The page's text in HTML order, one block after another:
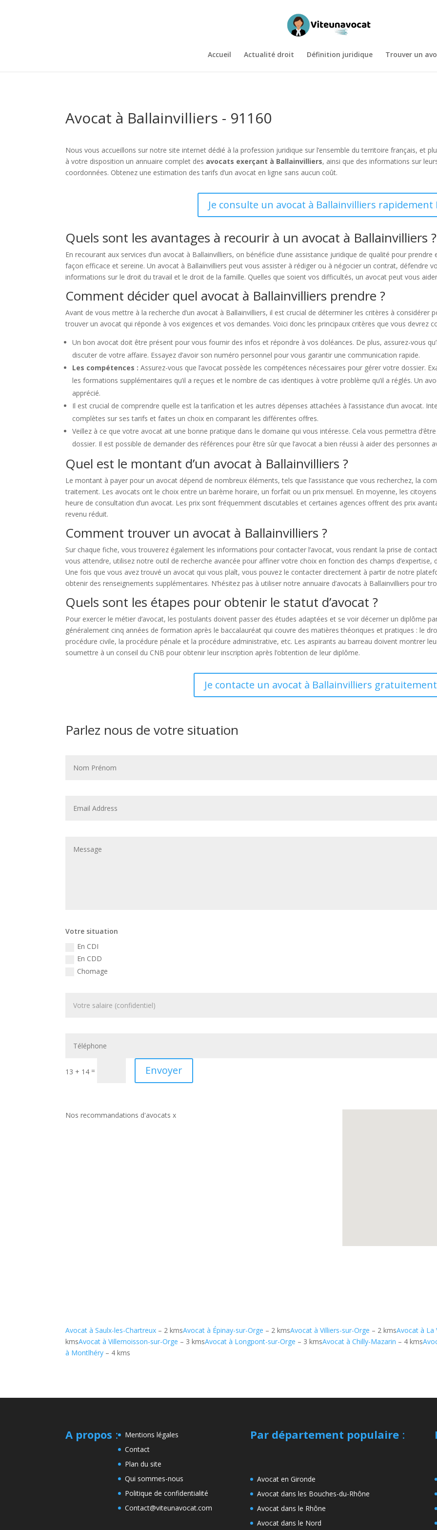
Accueil Actualité droit Définition juridique Trouver un
Avocat à Ballainvilliers - 91160
Nous vous accueillons sur notre site internet dédié à la profession juridique sur l’ensemble du territoire français, et
à votre disposition un annuaire complet des avocats exerçant à Ballainvilliers, ainsi que des informations sur
coordonnées. Obtenez une estimation des tarifs d’un avocat en ligne sans aucun coût.
Je consulte un avocat à Ballainvilliers rapidement
Quels sont les avantages à recourir à un avocat à Ballainvilliers ?
En recourant aux services d’un avocat à Ballainvilliers, on bénéficie d’une assistance juridique de qualité pour
façon efficace et sereine. Un avocat à Ballainvilliers peut vous assister à rédiger ou à négocier un contrat, défendre
informations sur le droit du travail et le droit de la famille. Quelles que soient vos difficultés, un avocat peut vous
Comment décider quel avocat à Ballainvilliers prendre ?
Avant de vous mettre à la recherche d’un avocat à Ballainvilliers, il est crucial de déterminer les critères à considérer
trouver un avocat qui réponde à vos exigences et vos demandes. Voici donc les principaux critères que vous devrez
Un bon avocat doit être présent pour vous fournir des infos et répondre à vos doléances. De plus, assurez-vous
discuter de votre affaire. Essayez d’avoir son numéro personnel pour vous garantir une communication rapide.
Les compétences :Assurez-vous que l’avocat possède les compétences nécessaires pour gérer votre dossier.
les formations supplémentaires qu’il a reçues et le nombre de cas identiques à votre problème qu’il a réglés. Un
apprécié.
Il est crucial de comprendre quelle est la tarification et les autres dépenses attachées à l’assistance d’un avocat.
complètes sur ses tarifs et faites un choix en comparant les différentes offres.
Veillez à ce que votre avocat ait une bonne pratique dans le domaine qui vous intéresse. Cela vous permettra
dossier. Il est possible de demander des références pour être sûr que l’avocat a bien réussi à aider des personnes
Quel est le montant d’un avocat à Ballainvilliers ?
Le montant à payer pour un avocat dépend de nombreux éléments, tels que l’assistance que vous recherchez, la
traitement. Les avocats ont le choix entre un barème horaire, un forfait ou un prix mensuel. En moyenne, les
heure de consultation d’un avocat. Les prix sont fréquemment discutables et certaines agences offrent des prix
revenu réduit.
Comment trouver un avocat à Ballainvilliers ?
Sur chaque fiche, vous trouverez également les informations pour contacter l’avocat, vous rendant la prise de
vous attendre, utilisez notre outil de recherche avancée pour affiner votre choix en fonction des champs d’expertise,
Une fois que vous avez trouvé un avocat qui vous plaît, vous pouvez le contacter directement à partir de notre
obtenir des renseignements supplémentaires. N’hésitez pas à utiliser notre annuaire d’avocats à Ballainvilliers pour
Quels sont les étapes pour obtenir le statut d’avocat ?
Pour exercer le métier d’avocat, les postulants doivent passer des études adaptées et se voir décerner un diplôme
généralement cinq années de formation après le baccalauréat qui couvre des matières théoriques et pratiques : le
procédure civile, la procédure pénale et la procédure administrative, etc. Les aspirants au barreau doivent montrer
soumettre à un conseil du CNB pour obtenir leur inscription après l’obtention de leur diplôme.
Je contacte un avocat à Ballainvilliers
Parlez nous de votre situation
Votre situation
En CDI
En CDD
Chomage
13 + 14 = Envoyer
Nos recommandations d'avocats x
Avocat à Saulx-les-Chartreux – 2 kmsAvocat à Épinay-sur-Orge – 2 kmsAvocat à Villiers-sur-Orge – 2 kmsAvocat à La
kmsAvocat à Villemoisson-sur-Orge – 3 kmsAvocat à Longpont-sur-Orge – 3 kmsAvocat à Chilly-Mazarin – 4 kms
à Montlhéry – 4 kms
A propos :
Mentions légales
Contact
Plan du site
Qui sommes-nous
Politique de confidentialité
Contact@viteunavocat.com
Par département populaire:
Avocat en Gironde
Avocat dans les Bouches-du-Rhône
Avocat dans le Rhône
Avocat dans le Nord